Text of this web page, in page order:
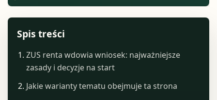
Spis treści
ZUS renta wdowia wniosek: najważniejsze
zasady i decyzje na start
Jakie warianty tematu obejmuje ta strona